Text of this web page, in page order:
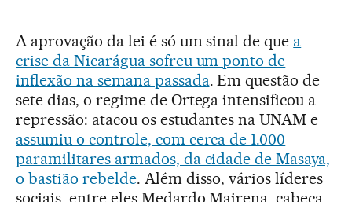
A aprovação da lei é só um sinal de que a
crise da Nicarágua sofreu um ponto de
inflexão na semana passada. Em questão de
sete dias, o regime de Ortega intensificou a
repressão: atacou os estudantes na UNAM e
assumiu o controle, com cerca de 1.000
paramilitares armados, da cidade de Masaya,
o bastião rebelde. Além disso, vários líderes